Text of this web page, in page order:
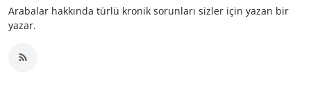
Arabalar hakkında türlü kronik sorunları sizler için yazan bir
yazar.